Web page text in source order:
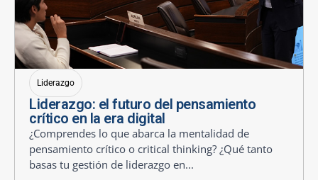
Liderazgo
Liderazgo: el futuro del pensamiento
crítico en la era digital
¿Comprendes lo que abarca la mentalidad de
pensamiento crítico o critical thinking? ¿Qué tanto
basas tu gestión de liderazgo en...